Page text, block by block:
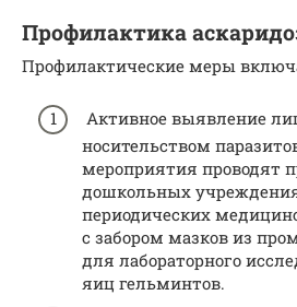
Профилактика
Профилактические меры
Активное выявление
носительством
мероприятия проводят
дошкольных
периодических
с забором мазков из
для лабораторного
яиц гельминтов.